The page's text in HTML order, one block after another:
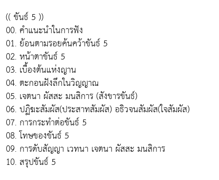
(( ขันธ์ 5 ))
00. คำแนะนำในการฟัง
01. ย้อนตามรอยค้นคว้าขันธ์ 5
02. หน้าตาขันธ์ 5
03. เบื้องต้นแห่งญาน
04. ตะกอนฝังลึกในวิญญาณ
05. เจตนา ผัสสะ มนสิการ (สังขารขันธ์)
06. ปฏิฆะสัมผัส(ประสาทสัมผัส) อธิวจนสัมผัส(ใจสัมผัส)
07. การกระทำต่อขันธ์ 5
08. โทษของขันธ์ 5
09. การดับสัญญา เวทนา เจตนา ผัสสะ มนสิการ
10. สรุปขันธ์ 5